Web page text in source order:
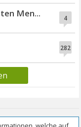
4
Men...
282